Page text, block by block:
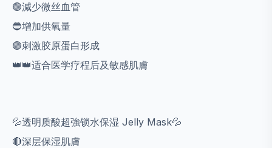
🟢減少微丝血管
🔵增加供氧量
🟣刺激胶原蛋白形成
👑👑适合医学疗程后及敏感肌膚
💦透明质酸超強锁水保湿 Jelly Mask💦
🔴深层保湿肌膚